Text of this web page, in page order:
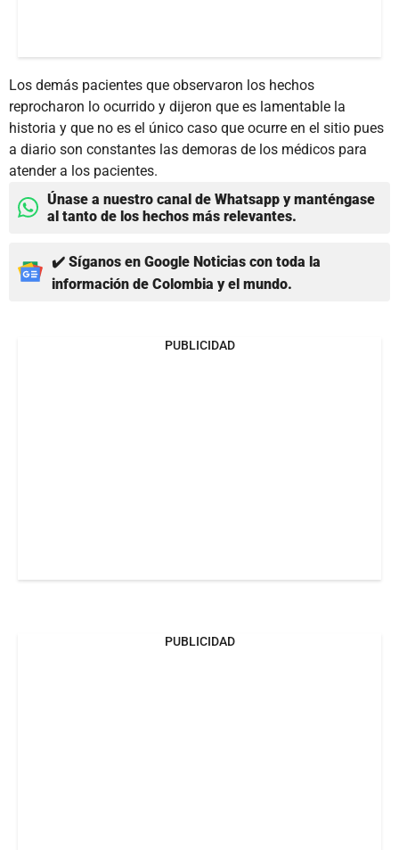
Los demás pacientes que observaron los hechos
reprocharon lo ocurrido y dijeron que es lamentable la
historia y que no es el único caso que ocurre en el sitio pues
a diario son constantes las demoras de los médicos para
atender a los pacientes.
Únase a nuestro canal de Whatsapp y manténgase
al tanto de los hechos más relevantes.
✔️ Síganos en Google Noticias con toda la
información de Colombia y el mundo.
PUBLICIDAD
PUBLICIDAD